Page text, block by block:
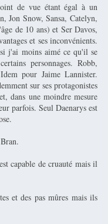
de vue étant égal à un
Jon Snow, Sansa, Catelyn,
de 10 ans) et Ser Davos,
et ses inconvénients.
si j'ai moins aimé ce qu'il se
personnages. Robb,
pour Jaime Lannister.
sur ses protagonistes
dans une moindre mesure
parfois. Seul Daenarys est
capable de cruauté mais il
et des pas mûres mais ils